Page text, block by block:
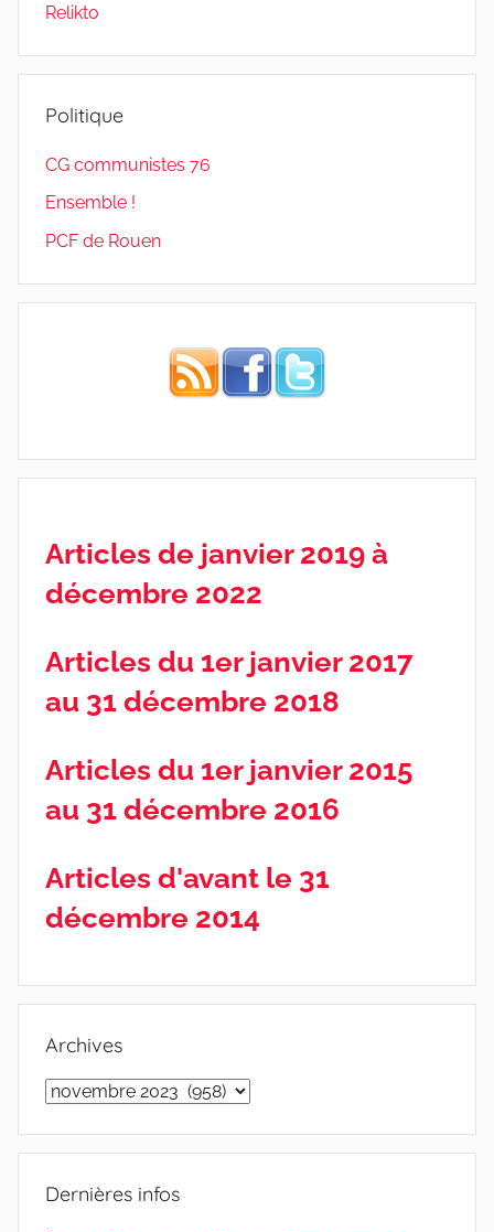
Relikto
Politique
CG communistes 76
Ensemble !
PCF de Rouen
Articles de janvier 2019 à
décembre 2022
Articles du 1er janvier 2017
au 31 décembre 2018
Articles du 1er janvier 2015
au 31 décembre 2016
Articles d'avant le 31
décembre 2014
Archives
Archives
Dernières infos